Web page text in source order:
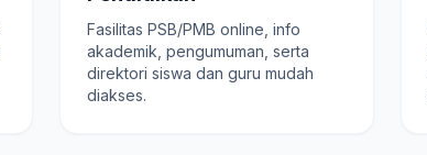
Fasilitas PSB/PMB online, info
akademik, pengumuman, serta
direktori siswa dan guru mudah
diakses.